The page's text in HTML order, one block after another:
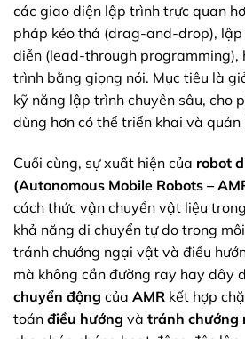
các giao diện lập trình trực quan
pháp kéo thả (drag-and-drop),
diễn (lead-through programming),
trình bằng giọng nói. Mục tiêu là
kỹ năng lập trình chuyên sâu, cho
dùng hơn có thể triển khai và quản
Cuối cùng, sự xuất hiện của robot
(Autonomous Mobile Robots –
cách thức vận chuyển vật liệu
khả năng di chuyển tự do trong
tránh chướng ngại vật và điều
mà không cần đường ray hay dây
chuyển động của AMR kết hợp
toán điều hướng và tránh chướng